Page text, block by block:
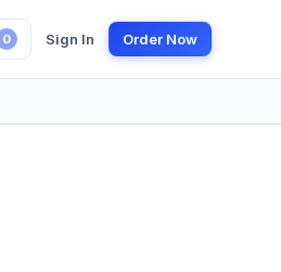
0 Sign In Order Now